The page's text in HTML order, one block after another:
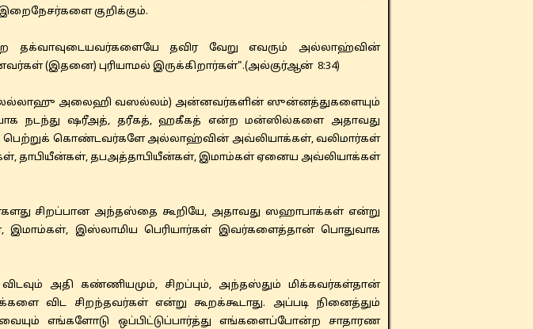
குறிக்கும்.
தவிர வேறு எவரும் அல்லாஹ்வின்
(இதனை) புரியாமல் இருக்கிறார்கள்".(அல்குர்ஆன் 8:34)
அலைஹி வஸல்லம்) அன்னவர்களின் ஸுன்னத்துகளையும்
நடந்து ஷரீஅத், தரீகத், ஹகீகத் என்ற மன்ஸில்களை அதாவது
பெற்றுக் கொண்டவர்களே அல்லாஹ்வின் அவ்லியாக்கள், வலிமார்கள்
தாபியீன்கள், தபஅத்தாபியீன்கள், இமாம்கள் ஏனைய அவ்லியாக்கள்
சிறப்பான அந்தஸ்தை கூறியே, அதாவது ஸஹாபாக்கள் என்று
இமாம்கள், இஸ்லாமிய பெரியார்கள் இவர்களைத்தான் பொதுவாக
அதி கண்ணியமும், சிறப்பும், அந்தஸ்தும் மிக்கவர்கள்தான்
விட சிறந்தவர்கள் என்று கூறக்கூடாது. அப்படி நினைத்தும்
எங்களோடு ஒப்பிட்டுப்பார்த்து எங்களைப்போன்ற சாதாரண